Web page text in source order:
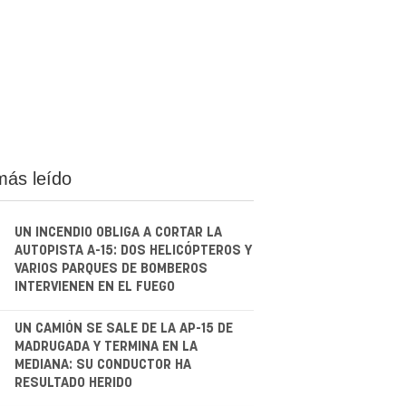
leído
UN INCENDIO OBLIGA A CORTAR LA
AUTOPISTA A-15: DOS HELICÓPTEROS Y
VARIOS PARQUES DE BOMBEROS
INTERVIENEN EN EL FUEGO
UN CAMIÓN SE SALE DE LA AP-15 DE
MADRUGADA Y TERMINA EN LA
MEDIANA: SU CONDUCTOR HA
RESULTADO HERIDO